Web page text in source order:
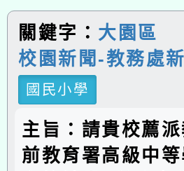
關鍵字： 大園區
校園新聞-教務處
國民小學
主旨：請貴校薦
前教育署高級中